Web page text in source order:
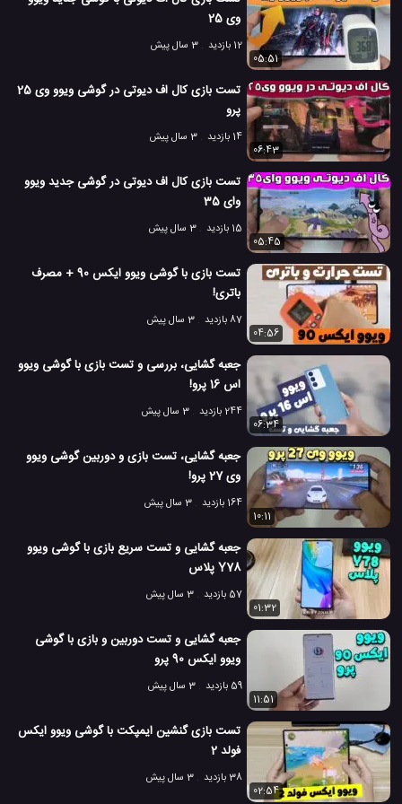
وی 25
12 بازدید
3 سال پیش
05:51
تست بازی کال اف دیوتی در گوشی ویوو وی 25
پرو
14 بازدید
3 سال پیش
06:43
تست بازی کال اف دیوتی در گوشی جدید ویوو
وای 35
15 بازدید
3 سال پیش
05:45
تست بازی با گوشی ویوو ایکس 90 + مصرف
باتری!
87 بازدید
3 سال پیش
04:56
جعبه گشایی، بررسی و تست بازی با گوشی ویوو
اس 16 پرو!
244 بازدید
3 سال پیش
06:34
جعبه گشایی، تست بازی و دوربین گوشی ویوو
وی 27 پرو!
164 بازدید
3 سال پیش
10:11
جعبه گشایی و تست سریع بازی با گوشی ویوو
Y78 پلاس
57 بازدید
3 سال پیش
01:32
جعبه گشایی و تست دوربین و بازی با گوشی
ویوو ایکس 90 پرو
59 بازدید
3 سال پیش
11:51
تست بازی گنشین ایمپکت با گوشی ویوو ایکس
فولد 2
38 بازدید
3 سال پیش
02:54